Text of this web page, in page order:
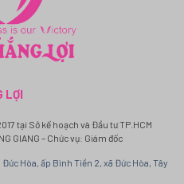
LỢI
tại Sở kế hoạch và Đầu tư TP.HCM
GIANG – Chức vụ: Giám đốc
Đức Hòa, ấp Bình Tiền 2, xã Đức Hòa, Tây